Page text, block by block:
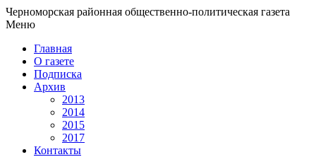
Черноморская районная общественно-политическая газета
Меню
Главная
О газете
Подписка
Архив
2013
2014
2015
2017
Контакты